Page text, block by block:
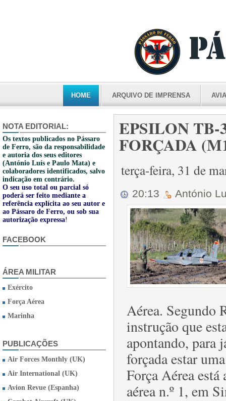
HOME ARQUIVO DE IMPRENSA
NOTA EDITORIAL:
Os textos publicados no Pássaro
de Ferro, são da responsabilidade
e autoria dos seus editores
(António Luís e Paulo Mata) e
colaboradores identificados, salvo
indicação em contrário.
O seu uso total ou parcial só
poderá ser feito mediante a
referência explícita ao seu autor e
ao Pássaro de Ferro, ou sob sua
autorização expressa!
FACEBOOK
ÁREA MILITAR
Exército
Força Aérea
Marinha
PUBLICAÇÕES
Air Forces Monthly (UK)
Air International (UK)
Avion Revue (Espanha)
EPSILON TB-
FORÇADA
terça-feira, 31 de
20:13 António
Aérea. Segundo
instrução que
apontando, para
forçada estar
Força Aérea está
aérea n.º 1, em